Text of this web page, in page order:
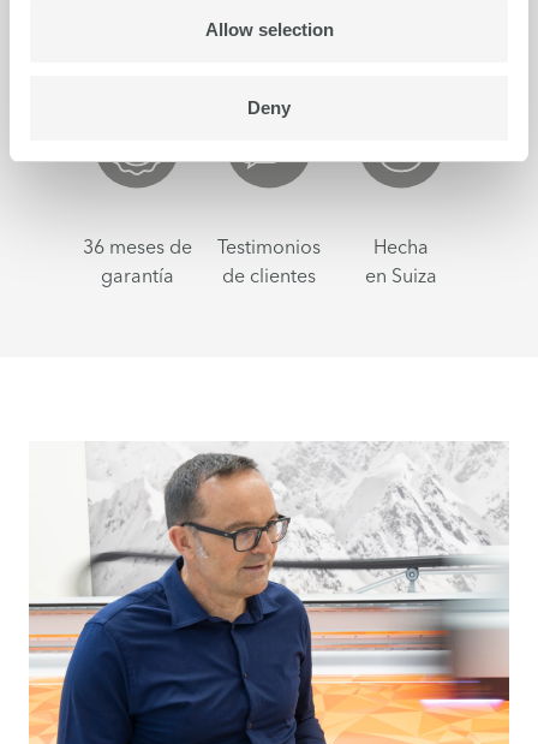
Allow selection
Deny
36 meses de
garantía
Testimonios
de clientes
Hecha
en Suiza